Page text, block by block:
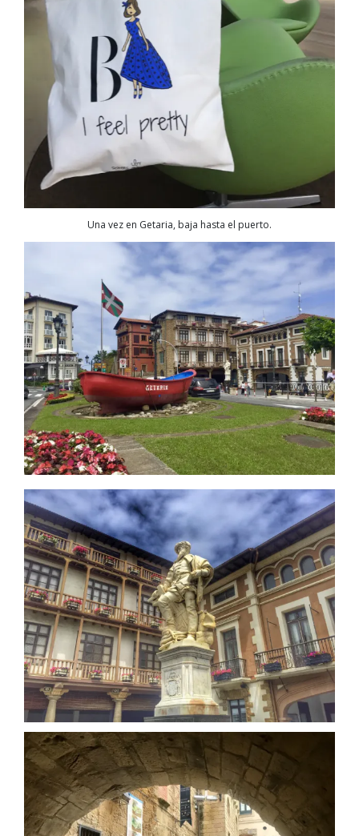
Una vez en Getaria, baja hasta el puerto.